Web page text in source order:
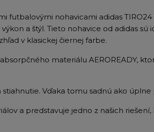
futbalovými nohavicami adidas TIRO24
a štýl. Tieto nohavice od adidas sú
v klasickej čiernej farbe.
materiálu AEROREADY,
Vďaka tomu sadnú ako
a predstavuje jedno z našich